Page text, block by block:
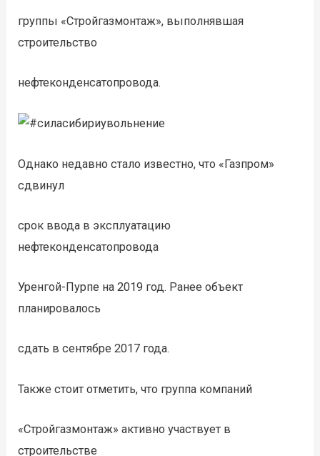
группы «Стройгазмонтаж», выполнявшая
строительство
нефтеконденсатопровода.
Однако недавно стало известно, что «Газпром»
сдвинул
срок ввода в эксплуатацию
нефтеконденсатопровода
Уренгой-Пурпе на 2019 год. Ранее объект
планировалось
сдать в сентябре 2017 года.
Также стоит отметить, что группа компаний
«Стройгазмонтаж» активно участвует в
строительстве